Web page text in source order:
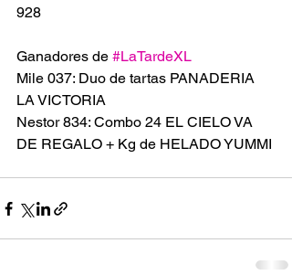
928
Ganadores de #LaTardeXL
Mile 037: Duo de tartas PANADERIA
LA VICTORIA
Nestor 834: Combo 24 EL CIELO VA
DE REGALO + Kg de HELADO YUMMI